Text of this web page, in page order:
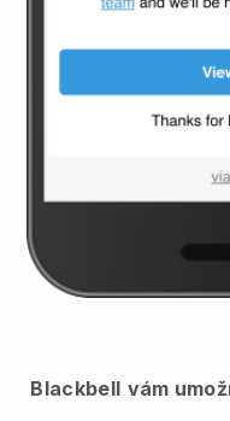
Blackbell vám